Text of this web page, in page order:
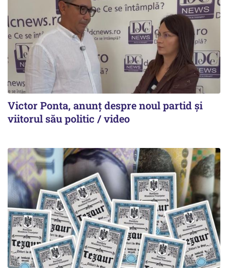
Victor Ponta, anunț despre noul partid și
viitorul său politic / video